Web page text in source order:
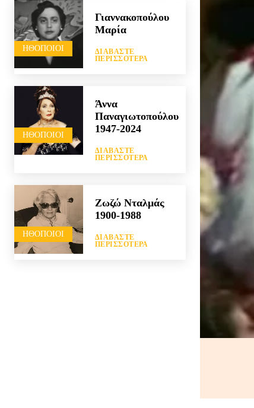
HΘΟΠΟΙΟΊ
Γιαννακοπούλου
Μαρία
ΔΙΑΒΆΣΤΕ
ΠΕΡΙΣΣΌΤΕΡΑ
HΘΟΠΟΙΟΊ
Άννα
Παναγιωτοπούλου
1947-2024
ΔΙΑΒΆΣΤΕ
ΠΕΡΙΣΣΌΤΕΡΑ
HΘΟΠΟΙΟΊ
Ζωζώ Νταλμάς
1900-1988
ΔΙΑΒΆΣΤΕ
ΠΕΡΙΣΣΌΤΕΡΑ